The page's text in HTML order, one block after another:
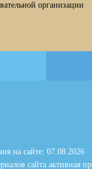
организации
на сайте: 07.08.2026
сайта активная